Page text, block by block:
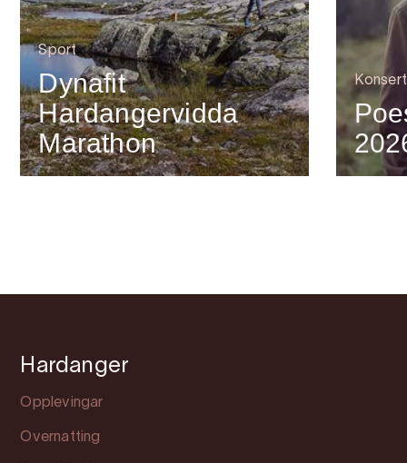
Sport
Dynafit
Hardangervidda
Marathon
Konsert
Hardanger
Opplevingar
Overnatting